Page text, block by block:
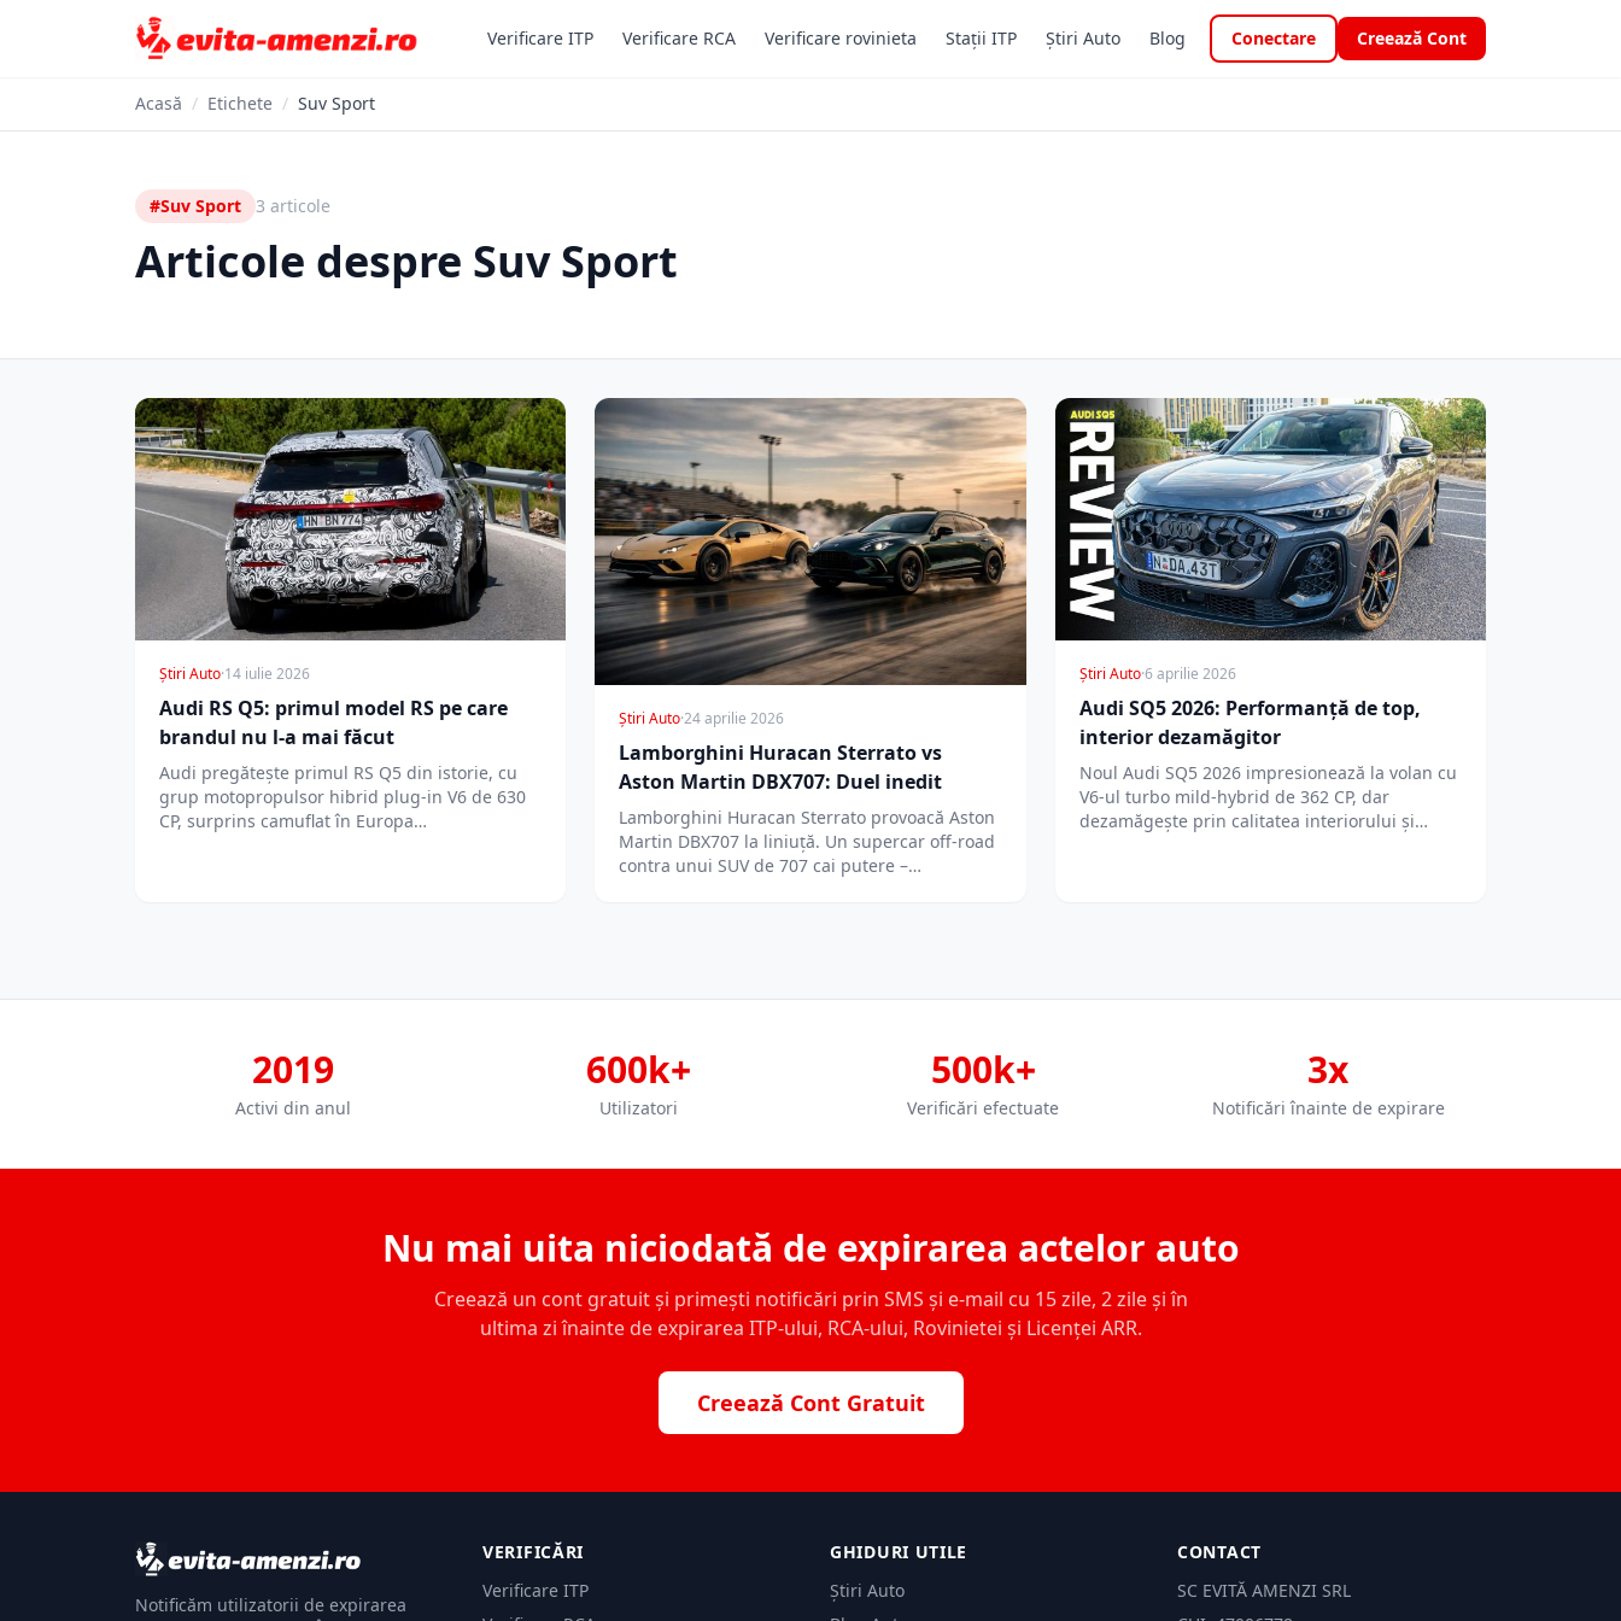
Verificare ITP Verificare RCA Verificare rovinieta Stații ITP Știri Auto Blog Conectare Creează Cont
Acasă / Etichete / Suv Sport
#Suv Sport 3 articole
Articole despre Suv Sport
Știri Auto·14 iulie 2026
Audi RS Q5: primul model RS pe care
brandul nu l-a mai făcut
Audi pregătește primul RS Q5 din istorie, cu
grup motopropulsor hibrid plug-in V6 de 630
CP, surprins camuflat în Europa…
Știri Auto·24 aprilie 2026
Lamborghini Huracan Sterrato vs
Aston Martin DBX707: Duel inedit
Lamborghini Huracan Sterrato provoacă Aston
Martin DBX707 la liniuță. Un supercar off-road
contra unui SUV de 707 cai putere –…
Știri Auto·6 aprilie 2026
Audi SQ5 2026: Performanță de top,
interior dezamăgitor
Noul Audi SQ5 2026 impresionează la volan cu
V6-ul turbo mild-hybrid de 362 CP, dar
dezamăgește prin calitatea interiorului și…
2019
Activi din anul
600k+
Utilizatori
500k+
Verificări efectuate
3x
Notificări înainte de expirare
Nu mai uita niciodată de expirarea actelor auto
Creează un cont gratuit și primești notificări prin SMS și e-mail cu 15 zile, 2 zile și în
ultima zi înainte de expirarea ITP-ului, RCA-ului, Rovinietei și Licenței ARR.
Creează Cont Gratuit
Notificăm utilizatorii de expirarea
VERIFICĂRI
Verificare ITP
GHIDURI UTILE
Știri Auto
CONTACT
SC EVITĂ AMENZI SRL